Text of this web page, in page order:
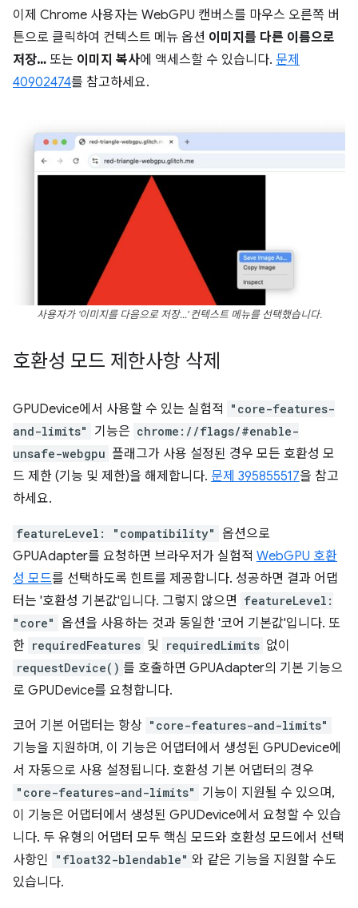
이제 Chrome 사용자는 WebGPU 캔버스를 마우스 오른쪽 버
튼으로 클릭하여 컨텍스트 메뉴 옵션 이미지를 다른 이름으로
저장… 또는 이미지 복사에 액세스할 수 있습니다. 문제
40902474를 참고하세요.
사용자가 '이미지를 다음으로 저장…' 컨텍스트 메뉴를 선택했습니다.
호환성 모드 제한사항 삭제
GPUDevice에서 사용할 수 있는 실험적
"core-features-
and-limits"
기능은 chrome://flags/#enable-
unsafe-webgpu 플래그가 사용 설정된 경우 모든 호환성 모
드 제한 (기능 및 제한)을 해제합니다. 문제 395855517을 참고
하세요.
featureLevel: "compatibility"
옵션으로
GPUAdapter를 요청하면 브라우저가 실험적 WebGPU 호환
성 모드를 선택하도록 힌트를 제공합니다. 성공하면 결과 어댑
터는 '호환성 기본값'입니다. 그렇지 않으면 featureLevel:
"core"
옵션을 사용하는 것과 동일한 '코어 기본값'입니다. 또
한 requiredFeatures 및 requiredLimits 없이
requestDevice() 를 호출하면 GPUAdapter의 기본 기능으
로 GPUDevice를 요청합니다.
코어 기본 어댑터는 항상 "core-features-and-limits"
기능을 지원하며, 이 기능은 어댑터에서 생성된 GPUDevice에
서 자동으로 사용 설정됩니다. 호환성 기본 어댑터의 경우
"core-features-and-limits"
기능이 지원될 수 있으며,
이 기능은 어댑터에서 생성된 GPUDevice에서 요청할 수 있습
니다. 두 유형의 어댑터 모두 핵심 모드와 호환성 모드에서 선택
사항인
"float32-blendable" 와 같은 기능을 지원할 수도
있습니다.